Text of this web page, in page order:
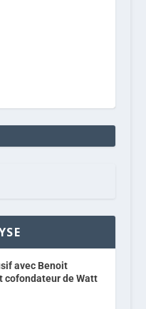
avec Benoit
cofondateur de Watt